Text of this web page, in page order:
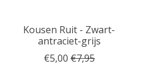
Kousen Ruit - Zwart-
antraciet-grijs
€5,00 €7,95